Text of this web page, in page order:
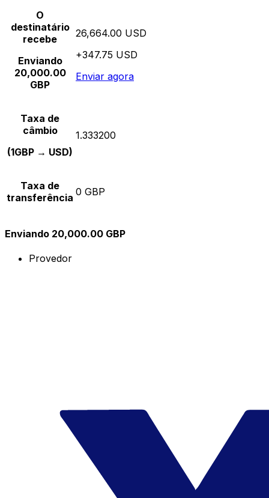
O
destinatário
recebe
Enviando
20,000.00
GBP
26,664.00 USD
+347.75 USD
Enviar agora
Taxa de
câmbio
(1GBP → USD)
1.333200
Taxa de
transferência 0 GBP
Enviando 20,000.00 GBP
Provedor